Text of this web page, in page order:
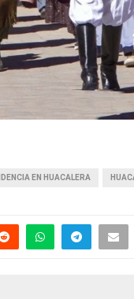
EN HUACALERA